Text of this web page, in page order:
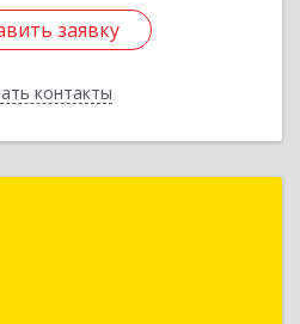
заявку
контакты
заявку
Назад
обл, Смоленск г, Ново-